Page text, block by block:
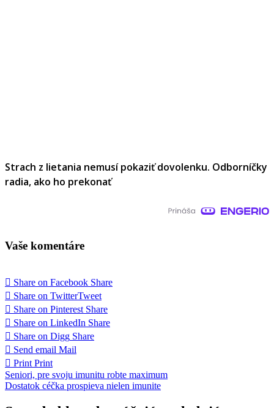
Strach z lietania nemusí pokaziť dovolenku. Odborníčky
radia, ako ho prekonať
Vaše komentáre
Share on Facebook Share
Share on TwitterTweet
Share on Pinterest Share
Share on LinkedIn Share
Share on Digg Share
Send email Mail
Print Print
Navigácia
v
Seniori, pre svoju imunitu robte maximum
Dostatok céčka prospieva nielen imunite